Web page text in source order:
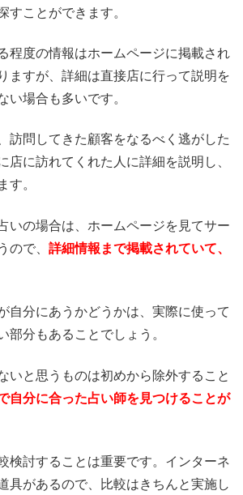
すことができます。
程度の情報はホームページに掲載され
ますが、詳細は直接店に行って説明を
い場合も多いです。
訪問してきた顧客をなるべく逃がした
店に訪れてくれた人に詳細を説明し、
す。
いの場合は、ホームページを見てサー
ので、 詳細情報まで掲載されていて、
自分にあうかどうかは、実際に使って
部分もあることでしょう。
いと思うものは初めから除外すること
自分に合った占い師を見つけることが
検討することは重要です。インターネ
具があるので、比較はきちんと実施し